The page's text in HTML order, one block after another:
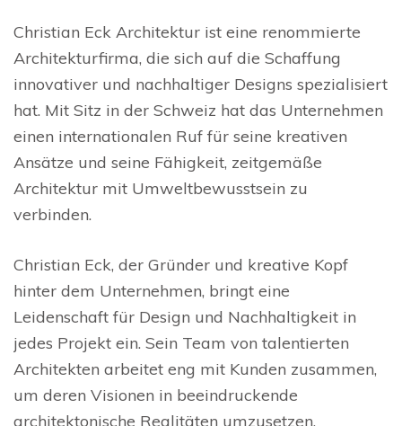
Christian Eck Architektur ist eine renommierte
Architekturfirma, die sich auf die Schaffung
innovativer und nachhaltiger Designs spezialisiert
hat. Mit Sitz in der Schweiz hat das Unternehmen
einen internationalen Ruf für seine kreativen
Ansätze und seine Fähigkeit, zeitgemäße
Architektur mit Umweltbewusstsein zu
verbinden.
Christian Eck, der Gründer und kreative Kopf
hinter dem Unternehmen, bringt eine
Leidenschaft für Design und Nachhaltigkeit in
jedes Projekt ein. Sein Team von talentierten
Architekten arbeitet eng mit Kunden zusammen,
um deren Visionen in beeindruckende
architektonische Realitäten umzusetzen.